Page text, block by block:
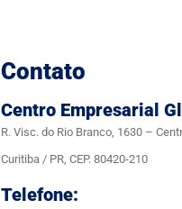
Contato
Centro Empresarial
R. Visc. do Rio Branco, 1630 –
Curitiba / PR, CEP. 80420-210
Telefone: